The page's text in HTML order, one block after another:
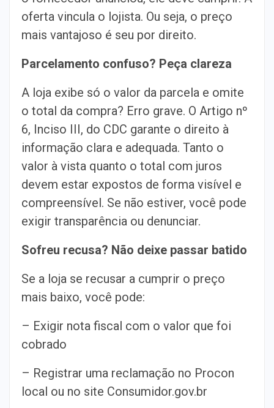
oferta vincula o lojista. Ou seja, o preço
mais vantajoso é seu por direito.
Parcelamento confuso? Peça clareza
A loja exibe só o valor da parcela e omite
o total da compra? Erro grave. O Artigo nº
6, Inciso III, do CDC garante o direito à
informação clara e adequada. Tanto o
valor à vista quanto o total com juros
devem estar expostos de forma visível e
compreensível. Se não estiver, você pode
exigir transparência ou denunciar.
Sofreu recusa? Não deixe passar batido
Se a loja se recusar a cumprir o preço
mais baixo, você pode:
– Exigir nota fiscal com o valor que foi
cobrado
– Registrar uma reclamação no Procon
local ou no site Consumidor.gov.br